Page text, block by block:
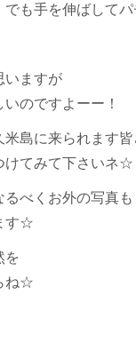
も手を伸ばして
いますが
のですよーー！
島に来られます
けてみて下さいネ☆
べくお外の写真も
す☆
を
ね☆